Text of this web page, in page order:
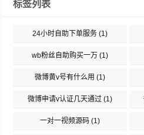
标签列表
24小时自助下单服务 (1)
wb粉丝自助购买一万 (1)
微博黄v号有什么用 (1)
微博申请v认证几天通过 (1)
一对一视频源码 (1)